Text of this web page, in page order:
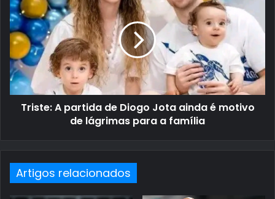
Triste: A partida de Diogo Jota ainda é motivo
de lágrimas para a família
Artigos relacionados